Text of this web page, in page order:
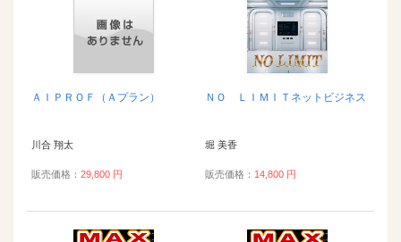
ＡＩＰＲＯＦ（Ａプラン）
川合 翔太
販売価格： 29,800 円
ＮＯ ＬＩＭＩＴネットビジネス
堀 美香
販売価格： 14,800 円